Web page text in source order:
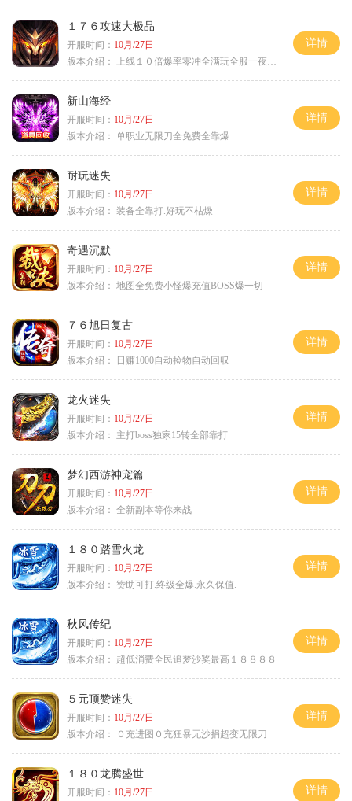
１７６攻速大极品
开服时间： 10月/27日
版本介绍：
上线１０倍爆率零冲全满玩全服一夜终极
详情
新山海经
开服时间： 10月/27日
版本介绍： 单职业无限刀全免费全靠爆
详情
耐玩迷失
开服时间： 10月/27日
版本介绍： 装备全靠打.好玩不枯燥
详情
奇遇沉默
开服时间： 10月/27日
版本介绍： 地图全免费小怪爆充值BOSS爆一切
详情
７６旭日复古
开服时间： 10月/27日
版本介绍：
日赚1000自动捡物自动回収
详情
龙火迷失
开服时间： 10月/27日
版本介绍：
主打boss独家15转全部靠打
详情
梦幻西游神宠篇
开服时间： 10月/27日
版本介绍： 全新副本等你来战
详情
１８０踏雪火龙
开服时间： 10月/27日
版本介绍： 赞助可打.终级全爆.永久保值.
详情
秋风传纪
开服时间： 10月/27日
版本介绍：
超低消费全民追梦沙奖最高１８８８８
详情
５元顶赞迷失
开服时间： 10月/27日
版本介绍：
０充进图０充狂暴无沙捐超变无限刀
详情
１８０龙腾盛世
开服时间： 10月/27日
详情